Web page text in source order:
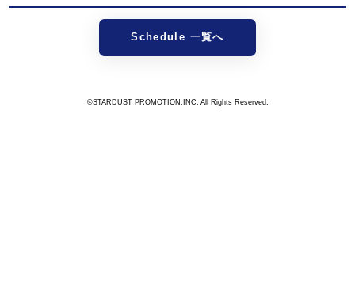
Schedule 一覧へ
©STARDUST PROMOTION,INC. All Rights Reserved.